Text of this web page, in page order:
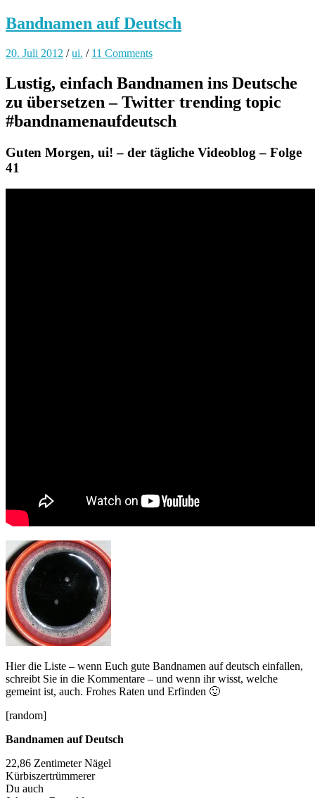
Bandnamen auf Deutsch
20. Juli 2012 /ui. / 11 Comments
Lustig, einfach Bandnamen ins Deutsche
zu übersetzen – Twitter trending topic
#bandnamenaufdeutsch
Guten Morgen, ui! – der tägliche Videoblog – Folge
41
Hier die Liste – wenn Euch gute Bandnamen auf deutsch einfallen,
schreibt Sie in die Kommentare – und wenn ihr wisst, welche
gemeint ist, auch. Frohes Raten und Erfinden 🙂
[random]
Bandnamen auf Deutsch
22,86 Zentimeter Nägel
Kürbiszertrümmerer
Du auch